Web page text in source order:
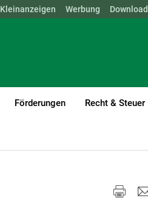
STMK TIROL VBG WIEN
Kleinanzeigen Werbung
Förderungen Recht & Steuer